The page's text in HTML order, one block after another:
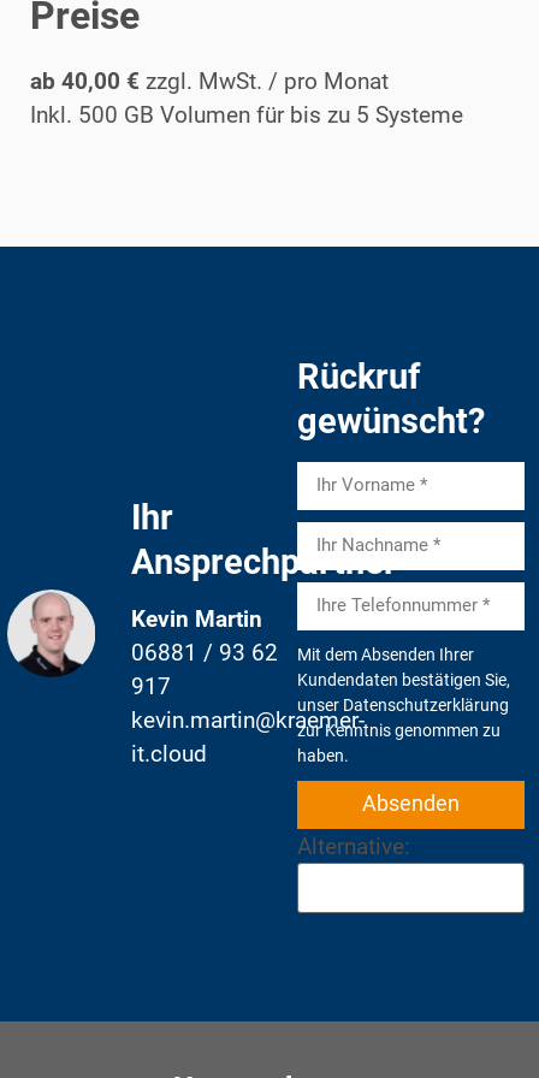
Preise
ab 40,00 € zzgl. MwSt. / pro Monat
Inkl. 500 GB Volumen für bis zu 5 Systeme
Ihr
Ansprechpartner
Kevin Martin
06881 / 93 62
917
kevin.martin@kraemer-
it.cloud
Rückruf
gewünscht?
Mit dem Absenden Ihrer
Kundendaten bestätigen Sie,
unser Datenschutzerklärung
zur Kenntnis genommen zu
haben.
Absenden
Alternative: